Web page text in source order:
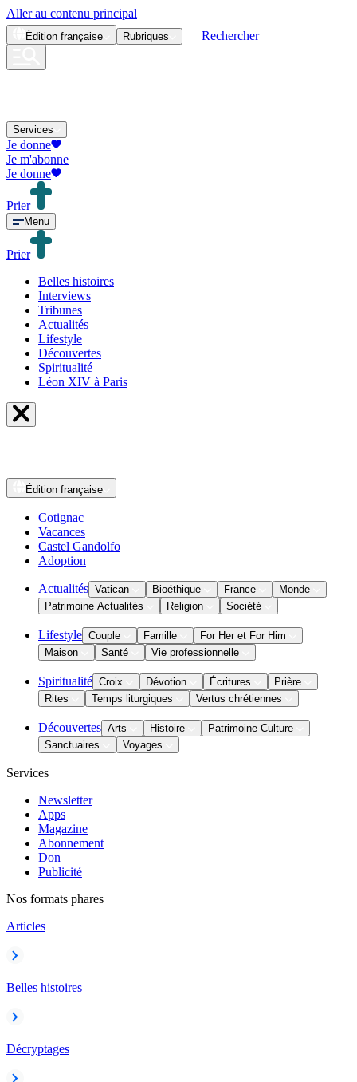
Aller au contenu principal
Édition française Rubriques Rechercher
Services
Je donne
Je m'abonne
Je donne
Prier
Menu
Prier
Belles histoires
Interviews
Tribunes
Actualités
Lifestyle
Découvertes
Spiritualité
Léon XIV à Paris
Édition française
Cotignac
Vacances
Castel Gandolfo
Adoption
Actualités Vatican Bioéthique France
Monde
Patrimoine Actualités
Religion Société
Lifestyle Couple Famille
For Her et For Him
Maison
Santé Vie professionnelle
Spiritualité Croix Dévotion Écritures
Prière
Rites
Temps liturgiques Vertus chrétiennes
Découvertes Arts Histoire
Patrimoine Culture
Sanctuaires
Voyages
Services
Newsletter
Apps
Magazine
Abonnement
Don
Publicité
Nos formats phares
Articles
Belles histoires
Décryptages